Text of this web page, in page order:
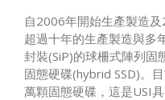
自2006年開始生產製造
超過十年的生產製造與多
封裝(SiP)的球柵式陣列固
固態硬碟(hybrid SSD)。
萬顆固態硬碟，這是USI